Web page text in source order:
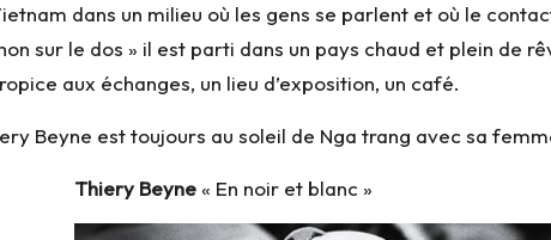
dans un milieu où les gens se parlent et où le
sur le dos » il est parti dans un pays chaud et plein de
aux échanges, un lieu d’exposition, un café.
Beyne est toujours au soleil de Nga trang avec sa
Thiery Beyne« En noir et blanc »